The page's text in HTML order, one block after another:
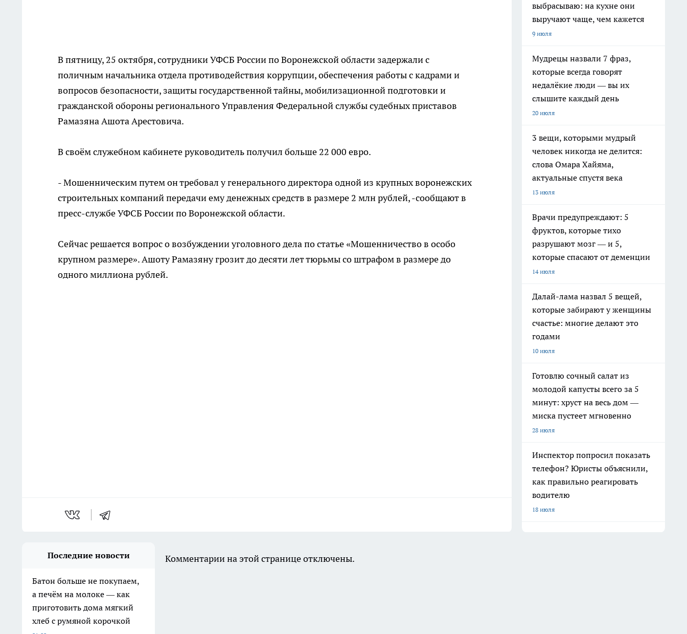
В пятницу, 25 октября, сотрудники УФСБ России по Воронежской области задержали с
поличным начальника отдела противодействия коррупции, обеспечения работы с кадрами и
вопросов безопасности, защиты государственной тайны, мобилизационной подготовки и
гражданской обороны регионального Управления Федеральной службы судебных приставов
Рамазяна Ашота Арестовича.
В своём служебном кабинете руководитель получил больше 22 000 евро.
- Мошенническим путем он требовал у генерального директора одной из крупных воронежских
строительных компаний передачи ему денежных средств в размере 2 млн рублей, -сообщают в
пресс-службе УФСБ России по Воронежской области.
Сейчас решается вопрос о возбуждении уголовного дела по статье «Мошенничество в особо
крупном размере». Ашоту Рамазяну грозит до десяти лет тюрьмы со штрафом в размере до
одного миллиона рублей.
выбрасываю: на кухне они
выручают чаще, чем кажется
9 июля
Мудрецы назвали 7 фраз,
которые всегда говорят
недалёкие люди — вы их
слышите каждый день
20 июля
3 вещи, которыми мудрый
человек никогда не делится:
слова Омара Хайяма,
актуальные спустя века
13 июля
Врачи предупреждают: 5
фруктов, которые тихо
разрушают мозг — и 5,
которые спасают от деменции
14 июля
Далай-лама назвал 5 вещей,
которые забирают у женщины
счастье: многие делают это
годами
10 июля
Готовлю сочный салат из
молодой капусты всего за 5
минут: хруст на весь дом —
миска пустеет мгновенно
28 июля
Инспектор попросил показать
телефон? Юристы объяснили,
как правильно реагировать
водителю
18 июля
Последние новости
Батон больше не покупаем,
а печём на молоке — как
приготовить дома мягкий
хлеб с румяной корочкой
Комментарии на этой странице отключены.